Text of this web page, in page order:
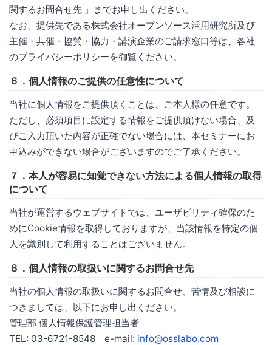
関するお問合せ先 」までお申し出ください。
なお、提供先である株式会社オープンソース活用研究所及び
主催・共催・協賛・協力・講演企業のご請求窓口等は、各社
のプライバシーポリシーを御覧ください。
６．個人情報のご提供の任意性について
当社に個人情報をご提供頂くことは、ご本人様の任意です。
ただし、必須項目に設定する情報をご提供頂けない場合、及
びご入力頂いた内容が正確でない場合には、本セミナーにお
申込みができない場合がございますのでご了承ください。
７．本人が容易に知覚できない方法による個人情報の取得
について
当社が運営するウェブサイトでは、ユーザビリティ確保のた
めにCookie情報を取得しておりますが、当該情報を特定の個
人を識別して利用することはございません。
８．個人情報の取扱いに関するお問合せ先
当社の個人情報の取扱いに関するお問合せ、苦情及び相談に
つきましては、以下にお申し出ください。
管理部 個人情報保護管理担当者
TEL: 03-6721-8548 e-mail: info@osslabo.com